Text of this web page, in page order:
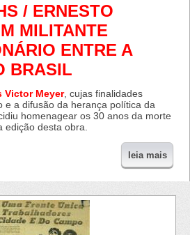
/ ERNESTO
MILITANTE
ENTRE A
BRASIL
Victor Meyer, cujas finalidades
e a difusão da herança política da
homenagear os 30 anos da morte
edição desta obra.
leia mais